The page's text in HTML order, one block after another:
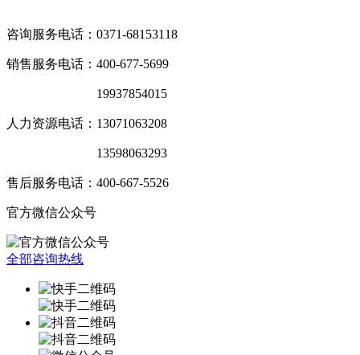
咨询服务电话：0371-68153118
销售服务电话：400-677-5699
19937854015
人力资源电话：13071063208
13598063293
售后服务电话：400-667-5526
官方微信公众号
全部咨询热线